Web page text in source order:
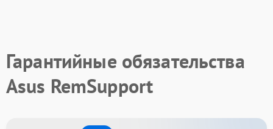
Гарантийные обязательства
Asus RemSupport